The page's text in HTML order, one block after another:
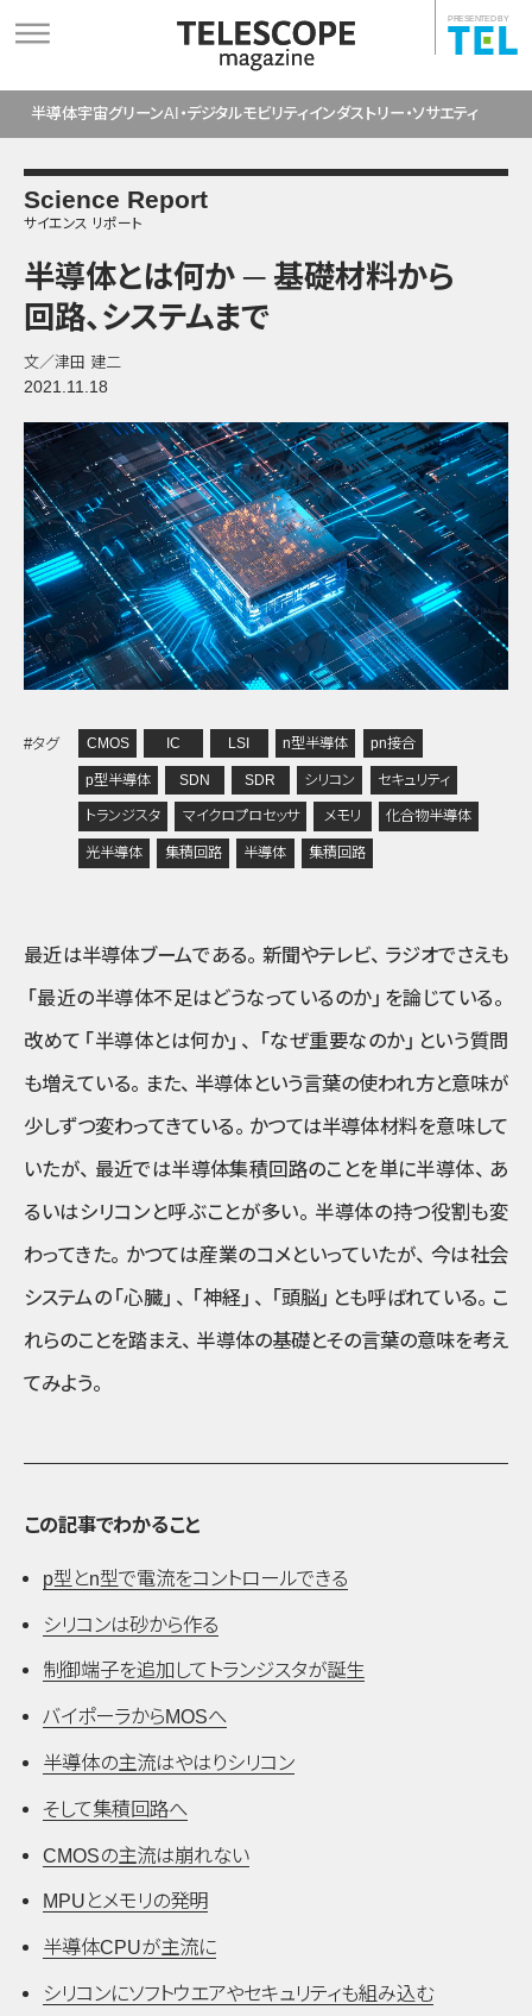
PRESENTED BY
半導体宇宙グリーンAI・デジタルモビリティインダストリー・ソサエティ
Science Report
サイエンス リポート
半導体とは何か ─ 基礎材料から
回路、システムまで
文／津田 建二
2021.11.18
#タグ CMOS IC LSI n型半導体 pn接合
p型半導体 SDN SDR シリコン セキュリティ
トランジスタ マイクロプロセッサ メモリ 化合物半導体
光半導体 集積回路 半導体 集積回路
最近は半導体ブームである。 新聞やテレビ、 ラジオでさえも
「最近の半導体不足はどうなっているのか」 を論じている。
改めて 「半導体とは何か」 、 「なぜ重要なのか」 という質問
も増えている。 また、 半導体という言葉の使われ方と意味が
少しずつ変わってきている。 かつては半導体材料を意味して
いたが、 最近では半導体集積回路のことを単に半導体、 あ
るいはシリコンと呼ぶことが多い。 半導体の持つ役割も変
わってきた。 かつては産業のコメといっていたが、 今は社会
システムの 「心臓」 、 「神経」 、 「頭脳」 とも呼ばれている。 こ
れらのことを踏まえ、 半導体の基礎とその言葉の意味を考え
てみよう。
この記事でわかること
p型とn型で電流をコントロールできる
シリコンは砂から作る
制御端子を追加してトランジスタが誕生
バイポーラからMOSへ
半導体の主流はやはりシリコン
そして集積回路へ
CMOSの主流は崩れない
MPUとメモリの発明
半導体CPUが主流に
シリコンにソフトウエアやセキュリティも組み込む